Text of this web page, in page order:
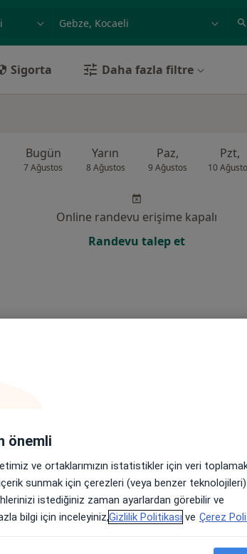
Sigorta Daha fazla filtre
Bugün
7 Ağustos
Yarın
8 Ağustos
Paz,
9 Ağustos
Pzt,
10
Online randevu erişime kapalı
Randevu talep et
Randevu talep et
önemli
ve ortaklarımızın istatistikler için veri
içerik sunmak için çerezleri (veya benzer
istediğiniz zaman ayarlardan görebilir ve
bilgi için inceleyiniz,Gizlilik Politikası ve Çerez